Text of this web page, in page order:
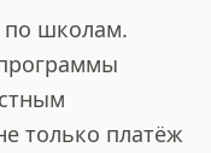
по школам.
только платёж